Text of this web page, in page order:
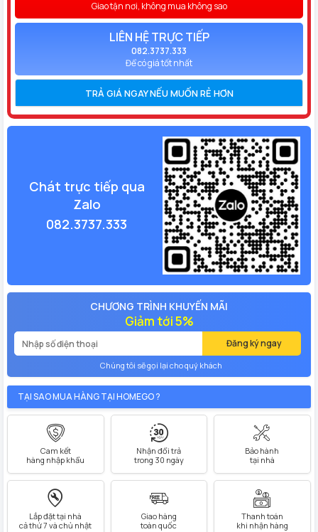
Giao tận nơi, không mua không sao
LIÊN HỆ TRỰC TIẾP
082.3737.333
Để có giá tốt nhất
TRẢ GIÁ NGAY NẾU MUỐN RẺ HƠN
Chát trực tiếp qua
Zalo
082.3737.333
CHƯƠNG TRÌNH KHUYẾN MÃI
Giảm tới 5%
Đăng ký ngay
Chúng tôi sẽ gọi lại cho quý khách
TẠI SAO MUA HÀNG TẠI HOMEGO ?
Cam kết
hàng nhập khẩu
Nhận đổi trả
trong 30 ngày
Bảo hành
tại nhà
Lắp đặt tại nhà
cả thứ 7 và chủ nhật
Giao hàng
toàn quốc
Thanh toán
khi nhận hàng